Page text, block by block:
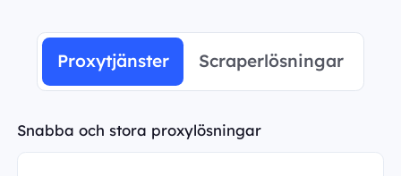
Proxytjänster Scraperlösningar
Snabba och stora proxylösningar